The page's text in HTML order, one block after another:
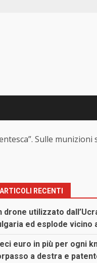
Sulle munizioni
ARTICOLI RECENTI
drone utilizzato
ed esplode vicino
euro in più per ogni
a destra e